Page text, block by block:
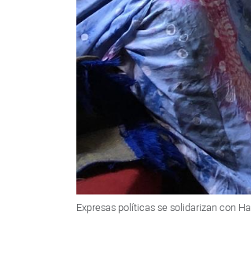
Expresas políticas se solidarizan con